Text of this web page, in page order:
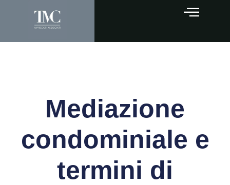
Mediazione
condominiale e
termini di